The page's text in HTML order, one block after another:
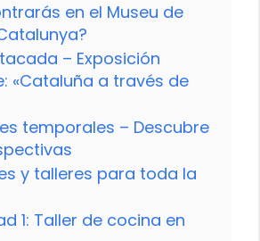
en el Museu de
– Exposición
«Cataluña a través de
temporales – Descubre
y talleres para toda la
1: Taller de cocina en